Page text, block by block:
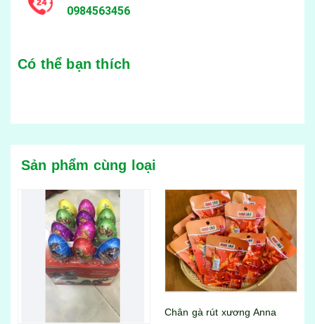
0984563456
Có thể bạn thích
Sản phẩm cùng loại
Chân gà rút xương Anna